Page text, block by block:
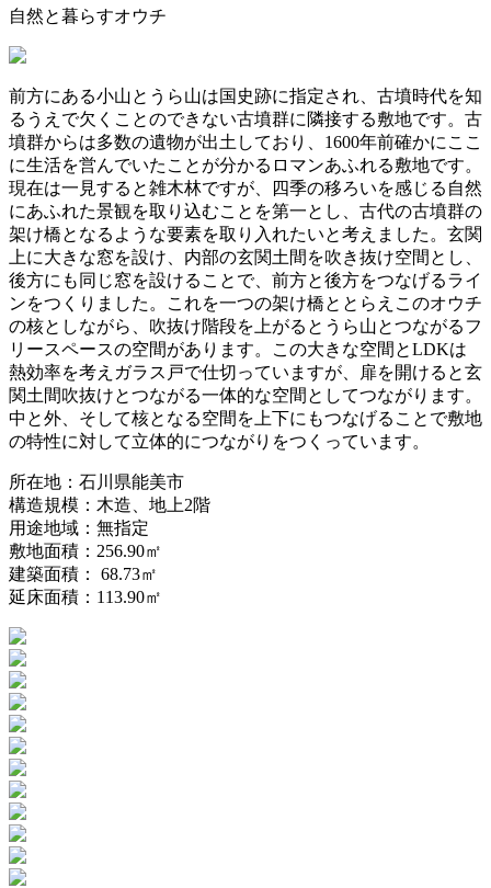
自然と暮らすオウチ
前方にある小山とうら山は国史跡に指定され、古墳時代を知
るうえで欠くことのできない古墳群に隣接する敷地です。古
墳群からは多数の遺物が出土しており、1600年前確かにここ
に生活を営んでいたことが分かるロマンあふれる敷地です。
現在は一見すると雑木林ですが、四季の移ろいを感じる自然
にあふれた景観を取り込むことを第一とし、古代の古墳群の
架け橋となるような要素を取り入れたいと考えました。玄関
上に大きな窓を設け、内部の玄関土間を吹き抜け空間とし、
後方にも同じ窓を設けることで、前方と後方をつなげるライ
ンをつくりました。これを一つの架け橋ととらえこのオウチ
の核としながら、吹抜け階段を上がるとうら山とつながるフ
リースペースの空間があります。この大きな空間とLDKは
熱効率を考えガラス戸で仕切っていますが、扉を開けると玄
関土間吹抜けとつながる一体的な空間としてつながります。
中と外、そして核となる空間を上下にもつなげることで敷地
の特性に対して立体的につながりをつくっています。
所在地：石川県能美市
構造規模：木造、地上2階
用途地域：無指定
敷地面積：256.90㎡
建築面積： 68.73㎡
延床面積：113.90㎡